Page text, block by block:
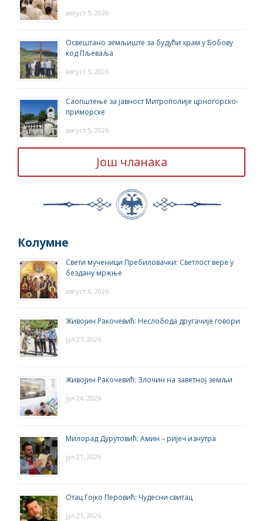
август 5, 2026
Освештано земљиште за будући храм у Бобову
код Пљеваља
август 5, 2026
Саопштење за јавност Митрополије црногорско-
приморске
август 5, 2026
Још чланака
Колумне
Свети мученици Пребиловачки: Светлост вере у
бездану мржње
август 6, 2026
Живојин Ракочевић: Неслобода другачије говори
јул 27, 2026
Живојин Ракочевић: Злочин на заветној земљи
јул 24, 2026
Милорад Дурутовић: Амин – ријеч изнутра
јул 21, 2026
Отац Гојко Перовић: Чудесни свитац
јул 21, 2026